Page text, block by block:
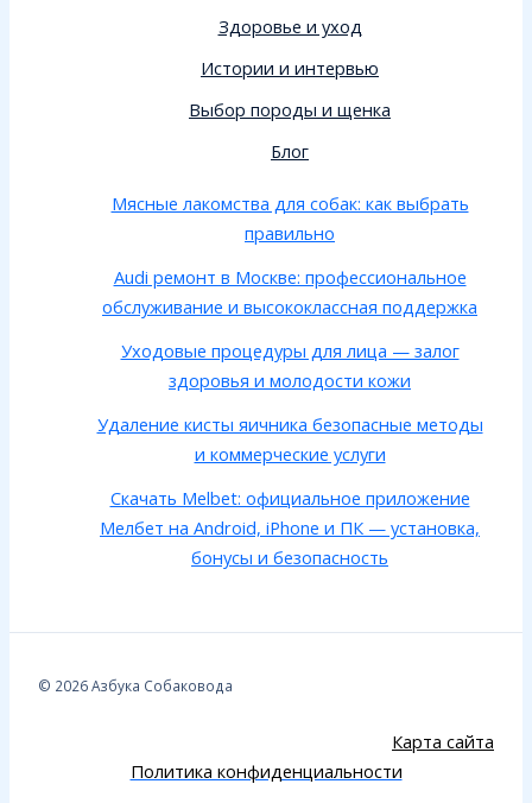
Здоровье и уход
Истории и интервью
Выбор породы и щенка
Блог
Мясные лакомства для собак: как выбрать
правильно
Audi ремонт в Москве: профессиональное
обслуживание и высококлассная поддержка
Уходовые процедуры для лица — залог
здоровья и молодости кожи
Удаление кисты яичника безопасные методы
и коммерческие услуги
Скачать Melbet: официальное приложение
Мелбет на Android, iPhone и ПК — установка,
бонусы и безопасность
© 2026 Азбука Собаковода
Карта сайта
Политика конфиденциальности